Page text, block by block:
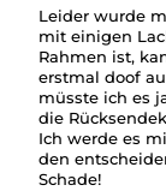
Leider wurde
mit einigen
Rahmen ist,
erstmal doof
müsste ich es
die
Ich werde es
den
Schade!